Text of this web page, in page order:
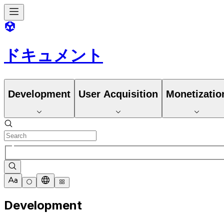
ドキュメント
Development User Acquisition
Development